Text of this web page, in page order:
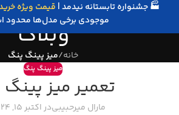
🏭 جشنواره تابستانه نیدمد | قیمت ویژه
موجودی برخی مدل‌ها محدود
وبلاگ
خانه/میز پینگ پنگ
میز پینگ پنگ
تعمیر میز
مارال میرحبیبیدر اکتبر 15, 2024